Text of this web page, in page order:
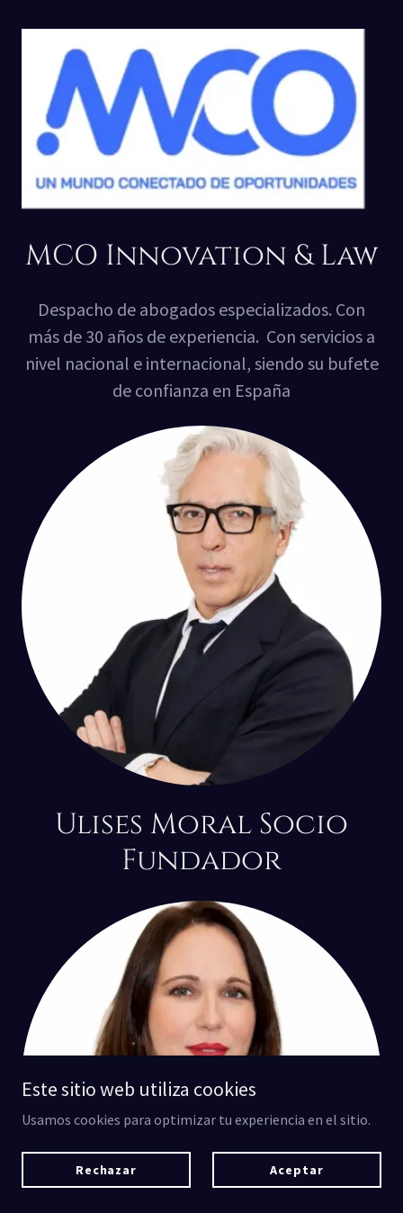
MCO Innovation & Law
Despacho de abogados especializados. Con
más de 30 años de experiencia. Con servicios a
nivel nacional e internacional, siendo su bufete
de confianza en España
Ulises Moral Socio
Fundador
Este sitio web utiliza cookies
Usamos cookies para optimizar tu experiencia en el sitio.
Rechazar Aceptar